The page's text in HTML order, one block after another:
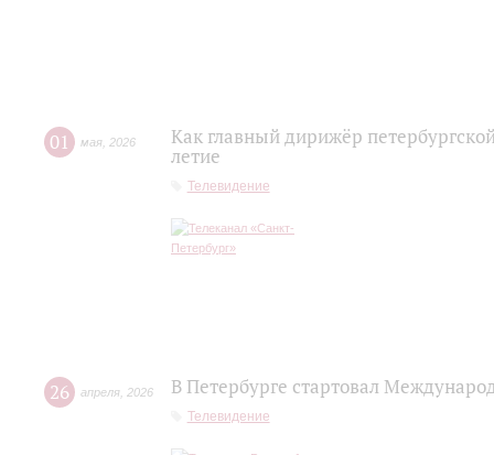
01 мая 2026
Как главный дирижёр
летие
Телевидение
26 апреля 2026 В Петербурге стартовал
Телевидение